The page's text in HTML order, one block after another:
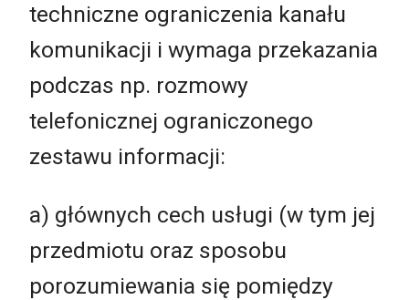
techniczne ograniczenia kanału
komunikacji i wymaga przekazania
podczas np. rozmowy
telefonicznej ograniczonego
zestawu informacji:
a) głównych cech usługi (w tym jej
przedmiotu oraz sposobu
porozumiewania się pomiędzy